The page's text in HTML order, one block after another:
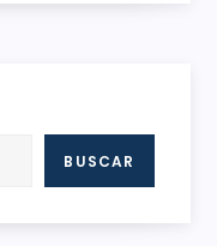
BUSCAR